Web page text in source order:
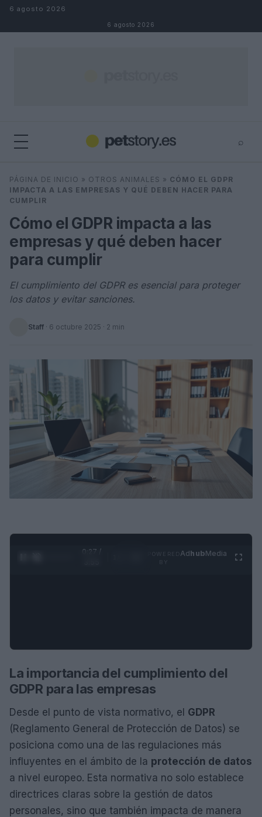
Saltar al contenido
6 agosto 2026
6 agosto 2026
⌕
Buscar ⌕
PÁGINA DE INICIO » OTROS ANIMALES » CÓMO EL GDPR
IMPACTA A LAS EMPRESAS Y QUÉ DEBEN HACER PARA
CUMPLIR
Cómo el GDPR impacta a las
empresas y qué deben hacer
para cumplir
El cumplimiento del GDPR es esencial para proteger
los datos y evitar sanciones.
Staff · 6 octubre 2025 · 2 min
0:28 /
AdhubMedia
La importancia del cumplimiento del
GDPR para las empresas
Desde el punto de vista normativo, el GDPR
(Reglamento General de Protección de Datos) se
posiciona como una de las regulaciones más
influyentes en el ámbito de la protección de datos
a nivel europeo. Esta normativa no solo establece
directrices claras sobre la gestión de datos
personales, sino que también impacta de manera